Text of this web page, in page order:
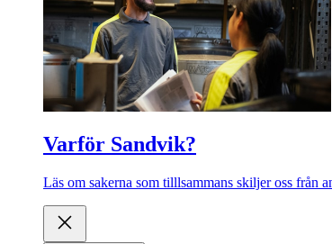
Varför Sandvik?
Läs om sakerna som tilllsammans skiljer oss från